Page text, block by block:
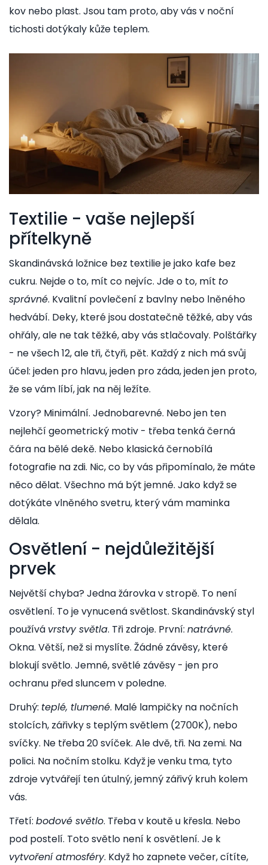
kov nebo plast. Jsou tam proto, aby vás v noční
tichosti dotýkaly kůže teplem.
Textilie - vaše nejlepší
přítelkyně
Skandinávská ložnice bez textilie je jako kafe bez
cukru. Nejde o to, mít co nejvíc. Jde o to, mít to
správné. Kvalitní povlečení z bavlny nebo lněného
hedvábí. Deky, které jsou dostatečně těžké, aby vás
ohřály, ale ne tak těžké, aby vás stlačovaly. Polštářky
- ne všech 12, ale tři, čtyři, pět. Každý z nich má svůj
účel: jeden pro hlavu, jeden pro záda, jeden jen proto,
že se vám líbí, jak na něj ležíte.
Vzory? Minimální. Jednobarevné. Nebo jen ten
nejlehčí geometrický motiv - třeba tenká černá
čára na bělé dekě. Nebo klasická černobílá
fotografie na zdi. Nic, co by vás připomínalo, že máte
něco dělat. Všechno má být jemné. Jako když se
dotýkáte vlněného svetru, který vám maminka
dělala.
Osvětlení - nejdůležitější
prvek
Největší chyba? Jedna žárovka v stropě. To není
osvětlení. To je vynucená světlost. Skandinávský styl
používá vrstvy světla. Tři zdroje. První: natrávné.
Okna. Větší, než si myslíte. Žádné závěsy, které
blokují světlo. Jemné, světlé závěsy - jen pro
ochranu před sluncem v poledne.
Druhý: teplé, tlumené. Malé lampičky na nočních
stolcích, zářivky s teplým světlem (2700K), nebo
svíčky. Ne třeba 20 svíček. Ale dvě, tři. Na zemi. Na
polici. Na nočním stolku. Když je venku tma, tyto
zdroje vytvářejí ten útulný, jemný zářivý kruh kolem
vás.
Třetí: bodové světlo. Třeba v koutě u křesla. Nebo
pod postelí. Toto světlo není k osvětlení. Je k
vytvoření atmosféry. Když ho zapnete večer, cítíte,